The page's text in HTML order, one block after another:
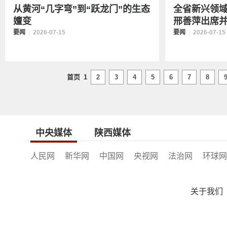
从黄河“几字弯”到“跃龙门”的生态
嬗变
要闻 2026-07-15
全省新兴领
邢善萍出席
要闻 2026-07-15
首页 1 2 3 4 5 6 7 8 9
中央媒体 陕西媒体
人民网 新华网 中国网 央视网 法治网 环球网
关于我们